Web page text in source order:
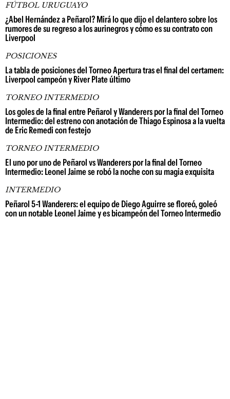
FÚTBOL URUGUAYO
¿Abel Hernández a Peñarol? Mirá lo que dijo el delantero sobre los
rumores de su regreso a los aurinegros y cómo es su contrato con
Liverpool
POSICIONES
La tabla de posiciones del Torneo Apertura tras el final del certamen:
Liverpool campeón y River Plate último
TORNEO INTERMEDIO
Los goles de la final entre Peñarol y Wanderers por la final del Torneo
Intermedio: del estreno con anotación de Thiago Espinosa a la vuelta
de Eric Remedi con festejo
TORNEO INTERMEDIO
El uno por uno de Peñarol vs Wanderers por la final del Torneo
Intermedio: Leonel Jaime se robó la noche con su magia exquisita
INTERMEDIO
Peñarol 5-1 Wanderers: el equipo de Diego Aguirre se floreó, goleó
con un notable Leonel Jaime y es bicampeón del Torneo Intermedio